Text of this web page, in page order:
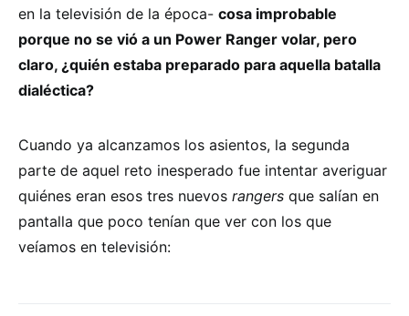
en la televisión de la época- cosa improbable
porque no se vió a un Power Ranger volar, pero
claro, ¿quién estaba preparado para aquella batalla
dialéctica?
Cuando ya alcanzamos los asientos, la segunda
parte de aquel reto inesperado fue intentar averiguar
quiénes eran esos tres nuevos rangers que salían en
pantalla que poco tenían que ver con los que
veíamos en televisión: